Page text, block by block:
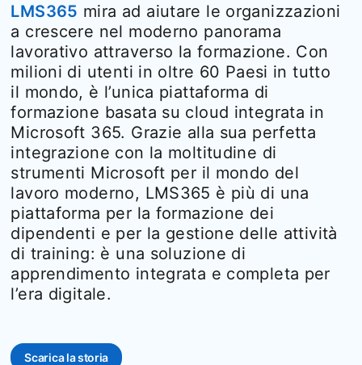
LMS365 opens in a new tab
mira ad aiutare le organizzazioni
a crescere nel moderno panorama
lavorativo attraverso la formazione. Con
milioni di utenti in oltre 60 Paesi in tutto
il mondo, è l’unica piattaforma di
formazione basata su cloud integrata in
Microsoft 365. Grazie alla sua perfetta
integrazione con la moltitudine di
strumenti Microsoft per il mondo del
lavoro moderno, LMS365 è più di una
piattaforma per la formazione dei
dipendenti e per la gestione delle attività
di training: è una soluzione di
apprendimento integrata e completa per
l’era digitale.
Scarica la storiaopens in a new tab